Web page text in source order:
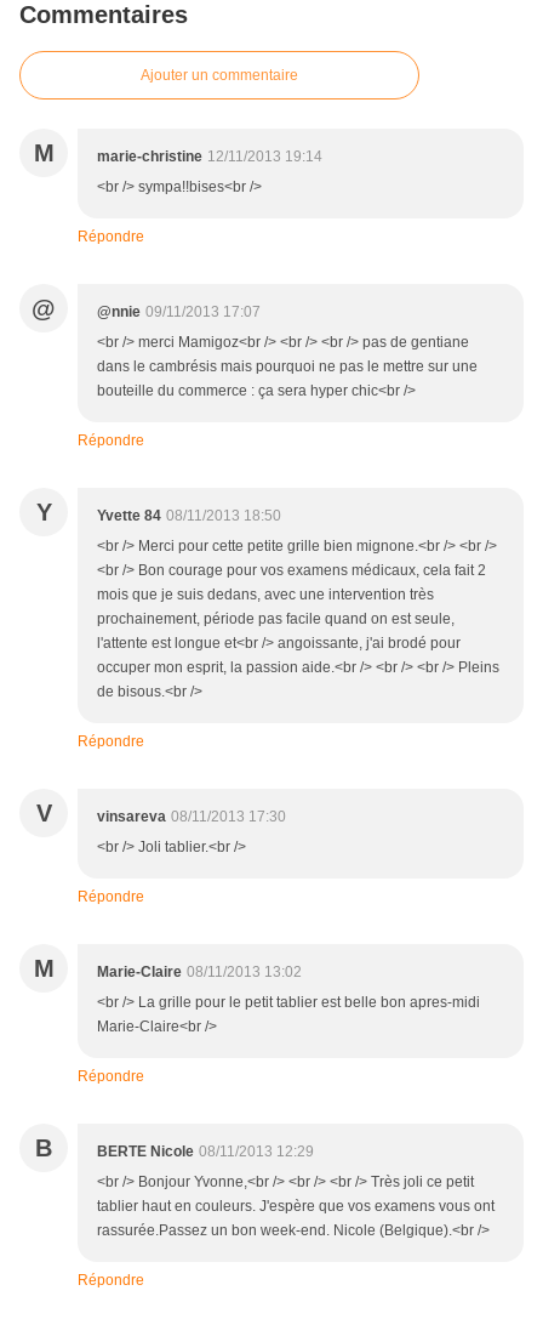
Commentaires
Ajouter un commentaire
M marie-christine 12/11/2013 19:14
<br /> sympa!!bises<br />
Répondre
@ @nnie 09/11/2013 17:07
<br /> merci Mamigoz<br /> <br /> <br /> pas de gentiane
dans le cambrésis mais pourquoi ne pas le mettre sur une
bouteille du commerce : ça sera hyper chic<br />
Répondre
Y Yvette 84 08/11/2013 18:50
<br /> Merci pour cette petite grille bien mignone.<br /> <br />
<br /> Bon courage pour vos examens médicaux, cela fait 2
mois que je suis dedans, avec une intervention très
prochainement, période pas facile quand on est seule,
l'attente est longue et<br /> angoissante, j'ai brodé pour
occuper mon esprit, la passion aide.<br /> <br /> <br /> Pleins
de bisous.<br />
Répondre
V vinsareva 08/11/2013 17:30
<br /> Joli tablier.<br />
Répondre
M Marie-Claire 08/11/2013 13:02
<br /> La grille pour le petit tablier est belle bon apres-midi
Marie-Claire<br />
Répondre
B BERTE Nicole 08/11/2013 12:29
<br /> Bonjour Yvonne,<br /> <br /> <br /> Très joli ce petit
tablier haut en couleurs. J'espère que vos examens vous ont
rassurée.Passez un bon week-end. Nicole (Belgique).<br />
Répondre